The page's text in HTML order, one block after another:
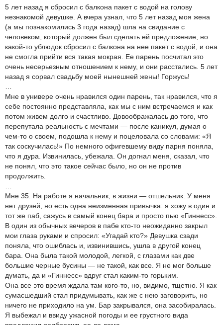
5 лет назад я сбросил с балкона пакет с водой на голову
незнакомой девушке. А вчера узнал, что 5 лет назад моя жена
(а мы познакомились 3 года назад) шла на свидание с
человеком, который должен был сделать ей предложение, но
какой-то ублюдок сбросил с балкона на нее пакет с водой, и она
не смогла прийти вся такая мокрая. Ее парень посчитал это
очень несерьезным отношением к нему, и они расстались. 5 лет
назад я сорвал свадьбу моей нынешней жены! Горжусь!
Мне в универе очень нравился один парень, так нравился, что я
себе постоянно представляла, как мы с ним встречаемся и как
потом живем долго и счастливо. Довоображалась до того, что
перепутала реальность с мечтами — после каникул, думая о
чем-то о своем, подошла к нему и поцеловала со словами: «Я
так соскучилась!» По немного офигевшему виду парня поняла,
что я дура. Извинилась, убежала. Он догнал меня, сказал, что
не понял, что это такое сейчас было, но он не против
продолжить.
Мне 35. На работе я начальник, в жизни — отшельник. У меня
нет друзей, но есть одна неизменная привычка: я хожу в один и
тот же паб, сажусь в самый конец бара и просто пью «Гиннесс».
В один из обычных вечеров в пабе кто-то неожиданно закрыл
мои глаза руками и спросил: «Угадай кто?» Девушка сзади
поняла, что ошиблась и, извинившись, ушла в другой конец
бара. Она была такой молодой, легкой, с глазами как две
большие черные бусины — не такой, как все. Я не мог больше
думать, да и «Гиннесс» вдруг стал каким-то горьким.
Она все это время ждала там кого-то, но, видимо, тщетно. Я как
сумасшедший стал придумывать, как же с нею заговорить, но
ничего не приходило на ум. Бар закрывался, она засобиралась.
Я выбежал и ввиду ужасной погоды и ее грустного вида